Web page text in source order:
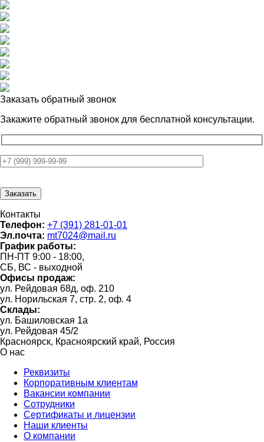
Заказать обратный звонок
Закажите обратный звонок для бесплатной консультации.
Контакты
Телефон: +7 (391) 281-01-01
Эл.почта: mt7024@mail.ru
График работы:
ПН-ПТ 9:00 - 18:00,
СБ, ВС - выходной
Офисы продаж:
ул. Рейдовая 68д, оф. 210
ул. Норильская 7, стр. 2, оф. 4
Склады:
ул. Башиловская 1а
ул. Рейдовая 45/2
Красноярск, Красноярский край, Россия
О нас
Реквизиты
Корпоративным клиентам
Вакансии компании
Сотрудники
Сертификаты и лицензии
Наши клиенты
О компании